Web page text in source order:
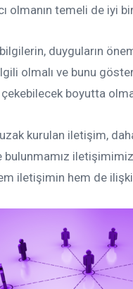
temeli de iyi
duyguların
olmalı ve bunu
boyutta
kurulan iletişim,
iletişimin hem de